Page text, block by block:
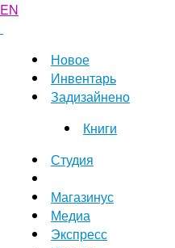
EN
Новое
Инвентарь
Задизайнено
Книги
Студия
Магазинус
Медиа
Экспресс